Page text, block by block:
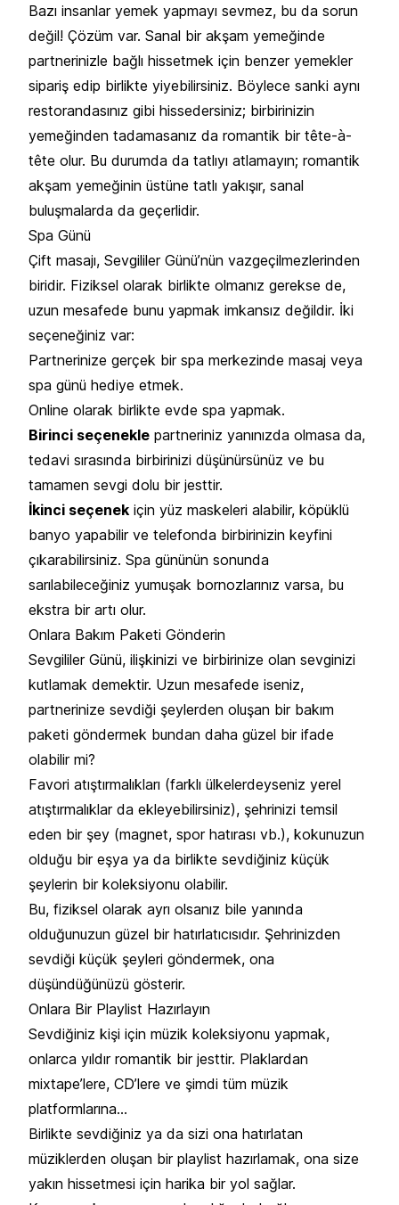
Bazı insanlar yemek yapmayı sevmez, bu da sorun
değil! Çözüm var. Sanal bir akşam yemeğinde
partnerinizle bağlı hissetmek için benzer yemekler
sipariş edip birlikte yiyebilirsiniz. Böylece sanki aynı
restorandasınız gibi hissedersiniz; birbirinizin
yemeğinden tadamasanız da romantik bir tête-à-
tête olur. Bu durumda da tatlıyı atlamayın; romantik
akşam yemeğinin üstüne tatlı yakışır, sanal
buluşmalarda da geçerlidir.
Spa Günü
Çift masajı, Sevgililer Günü’nün vazgeçilmezlerinden
biridir. Fiziksel olarak birlikte olmanız gerekse de,
uzun mesafede bunu yapmak imkansız değildir. İki
seçeneğiniz var:
Partnerinize gerçek bir spa merkezinde masaj veya
spa günü hediye etmek.
Online olarak birlikte evde spa yapmak.
Birinci seçenekle partneriniz yanınızda olmasa da,
tedavi sırasında birbirinizi düşünürsünüz ve bu
tamamen sevgi dolu bir jesttir.
İkinci seçenek için yüz maskeleri alabilir, köpüklü
banyo yapabilir ve telefonda birbirinizin keyfini
çıkarabilirsiniz. Spa gününün sonunda
sarılabileceğiniz yumuşak bornozlarınız varsa, bu
ekstra bir artı olur.
Onlara Bakım Paketi Gönderin
Sevgililer Günü, ilişkinizi ve birbirinize olan sevginizi
kutlamak demektir. Uzun mesafede iseniz,
partnerinize sevdiği şeylerden oluşan bir bakım
paketi göndermek bundan daha güzel bir ifade
olabilir mi?
Favori atıştırmalıkları (farklı ülkelerdeyseniz yerel
atıştırmalıklar da ekleyebilirsiniz), şehrinizi temsil
eden bir şey (magnet, spor hatırası vb.), kokunuzun
olduğu bir eşya ya da birlikte sevdiğiniz küçük
şeylerin bir koleksiyonu olabilir.
Bu, fiziksel olarak ayrı olsanız bile yanında
olduğunuzun güzel bir hatırlatıcısıdır. Şehrinizden
sevdiği küçük şeyleri göndermek, ona
düşündüğünüzü gösterir.
Onlara Bir Playlist Hazırlayın
Sevdiğiniz kişi için müzik koleksiyonu yapmak,
onlarca yıldır romantik bir jesttir. Plaklardan
mixtape’lere, CD’lere ve şimdi tüm müzik
platformlarına…
Birlikte sevdiğiniz ya da sizi ona hatırlatan
müziklerden oluşan bir playlist hazırlamak, ona size
yakın hissetmesi için harika bir yol sağlar.